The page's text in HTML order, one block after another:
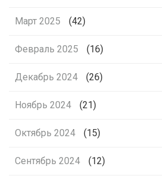
Март 2025 (42)
Февраль 2025 (16)
Декабрь 2024 (26)
Ноябрь 2024 (21)
Октябрь 2024 (15)
Сентябрь 2024 (12)